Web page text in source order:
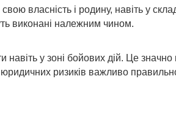
власність і родину, навіть у
виконані належним чином.
у зоні бойових дій. Це
ризиків важливо